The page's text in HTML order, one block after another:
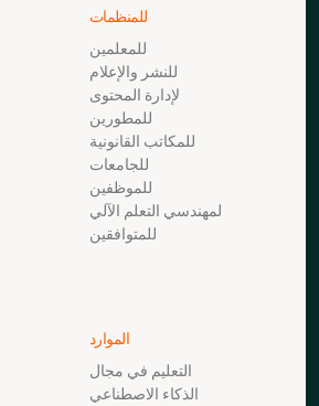
للمنظمات
للمعلمين
للنشر والإعلام
لإدارة المحتوى
للمطورين
للمكاتب القانونية
للجامعات
للموظفين
لمهندسي التعلم الآلي
للمتوافقين
الموارد
التعليم في مجال
الذكاء الاصطناعي